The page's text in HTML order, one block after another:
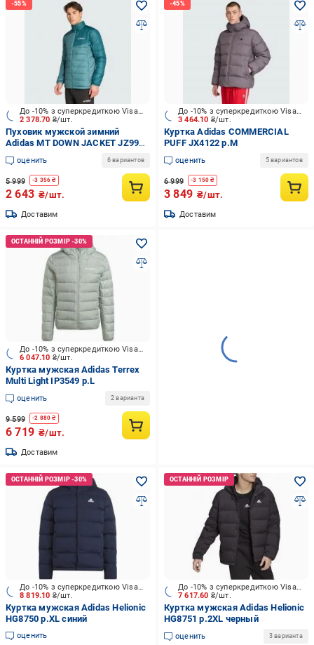
2 378.70 ₴/шт.
До -10% з суперкредиткою Visa Вигода
Пуховик мужской зимний
Adidas MT DOWN JACKET JZ9963
р.M зеленый
оценить 6 вариантов
5 999 -3 356 ₴
2 643 ₴/шт.
Доставим
3 464.10 ₴/шт.
До -10% з суперкредиткою Visa Вигода
Куртка Adidas COMMERCIAL
PUFF JX4122 р.M
оценить 5 вариантов
6 999 -3 150 ₴
3 849 ₴/шт.
Доставим
6 047.10 ₴/шт.
До -10% з суперкредиткою Visa Вигода
Куртка мужская Adidas Terrex
Multi Light IP3549 р.L
оценить 2 варианта
9 599 -2 880 ₴
6 719 ₴/шт.
Доставим
8 819.10 ₴/шт.
До -10% з суперкредиткою Visa Вигода
Куртка мужская Adidas Helionic
HG8750 р.XL синий
оценить
7 617.60 ₴/шт.
До -10% з суперкредиткою Visa Вигода
Куртка мужская Adidas Helionic
HG8751 р.2XL черный
оценить 3 варианта